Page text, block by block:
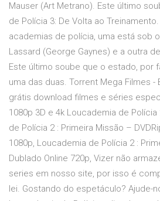
Mauser (Art Metrano). Este último
de Polícia 3: De Volta ao
academias de polícia, uma está sob
Lassard (George Gaynes) e a outra
Este último soube que o estado, por
uma das duas. Torrent Mega Filmes -
grátis download filmes e séries
1080p 3D e 4k Loucademia de
de Polícia 2 : Primeira Missão –
1080p, Loucademia de Polícia 2 :
Dublado Online 720p, Vizer não
series em nosso site, por isso é
lei. Gostando do espetáculo? Ajude-